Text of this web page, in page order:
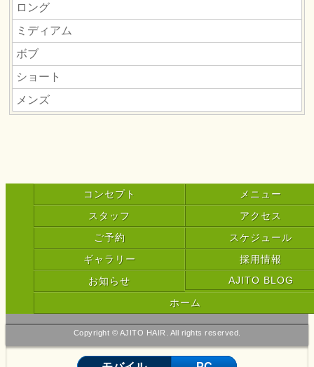
ロング
ミディアム
ボブ
ショート
メンズ
コンセプト
メニュー
スタッフ
アクセス
ご予約
スケジュール
ギャラリー
採用情報
お知らせ
AJITO BLOG
ホーム
Copyright © AJITO HAIR. All rights reserved.